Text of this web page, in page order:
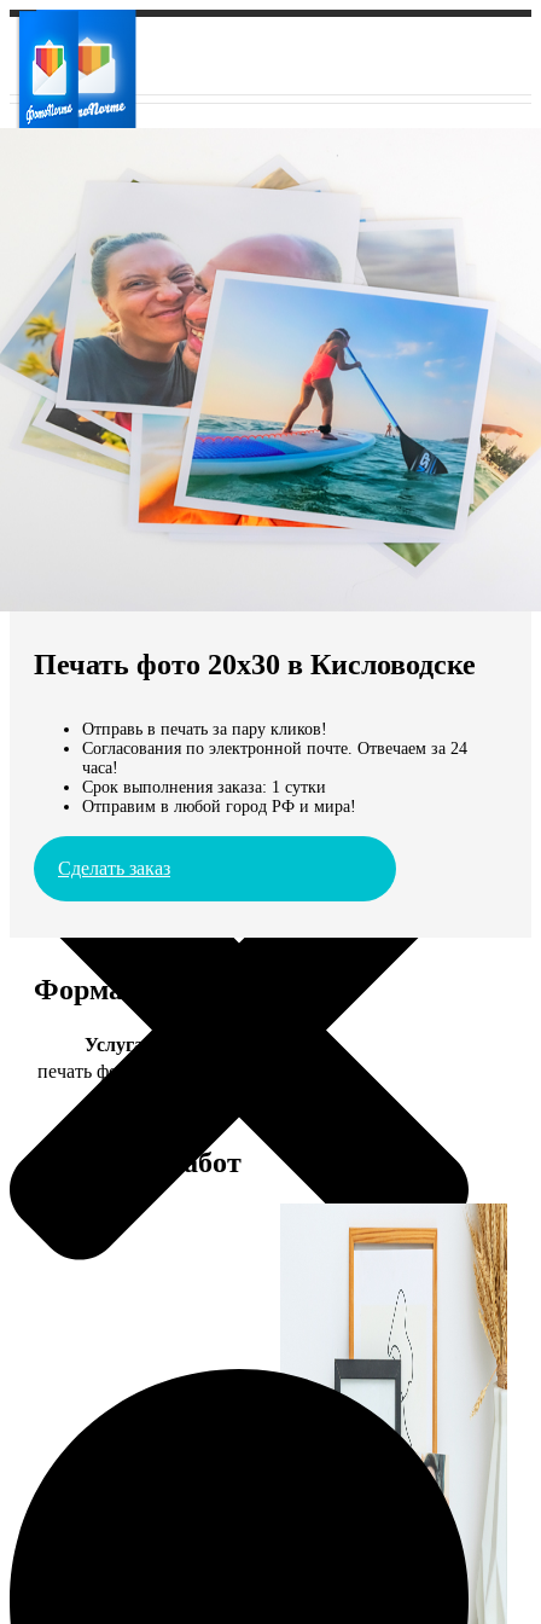
Ваш регион доставки
Выберите из списка:
Мы доставляем по всему миру
Продолжить без города
Печать фото 20х30 в Кисловодске
Отправь в печать за пару кликов!
Согласования по электронной почте. Отвечаем за 24
часа!
Срок выполнения заказа: 1 сутки
Отправим в любой город РФ и мира!
Сделать заказ
Форматы и цены
Услуга
печать фото 20х30
Примеры работ